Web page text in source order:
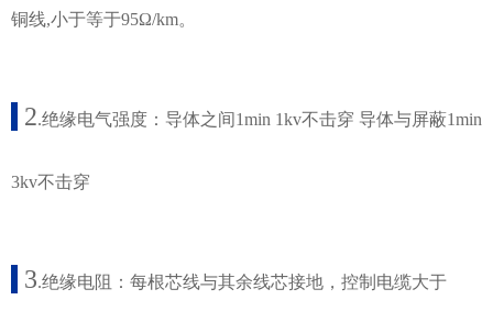
铜线,小于等于95Ω/km。
2.绝缘电气强度：导体之间1min 1kv不击穿 导体与屏蔽1min
3kv不击穿
3.绝缘电阻：每根芯线与其余线芯接地，控制电缆大于